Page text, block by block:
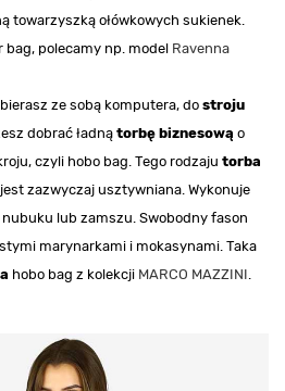
towarzyszką ołówkowych sukienek.
polecamy np. model Ravenna
ze sobą komputera, do stroju
dobrać ładną torbę biznesową o
czyli hobo bag. Tego rodzaju torba
zazwyczaj usztywniana. Wykonuje
nubuku lub zamszu. Swobodny fason
marynarkami i mokasynami. Taka
hobo bag z kolekcji MARCO MAZZINI